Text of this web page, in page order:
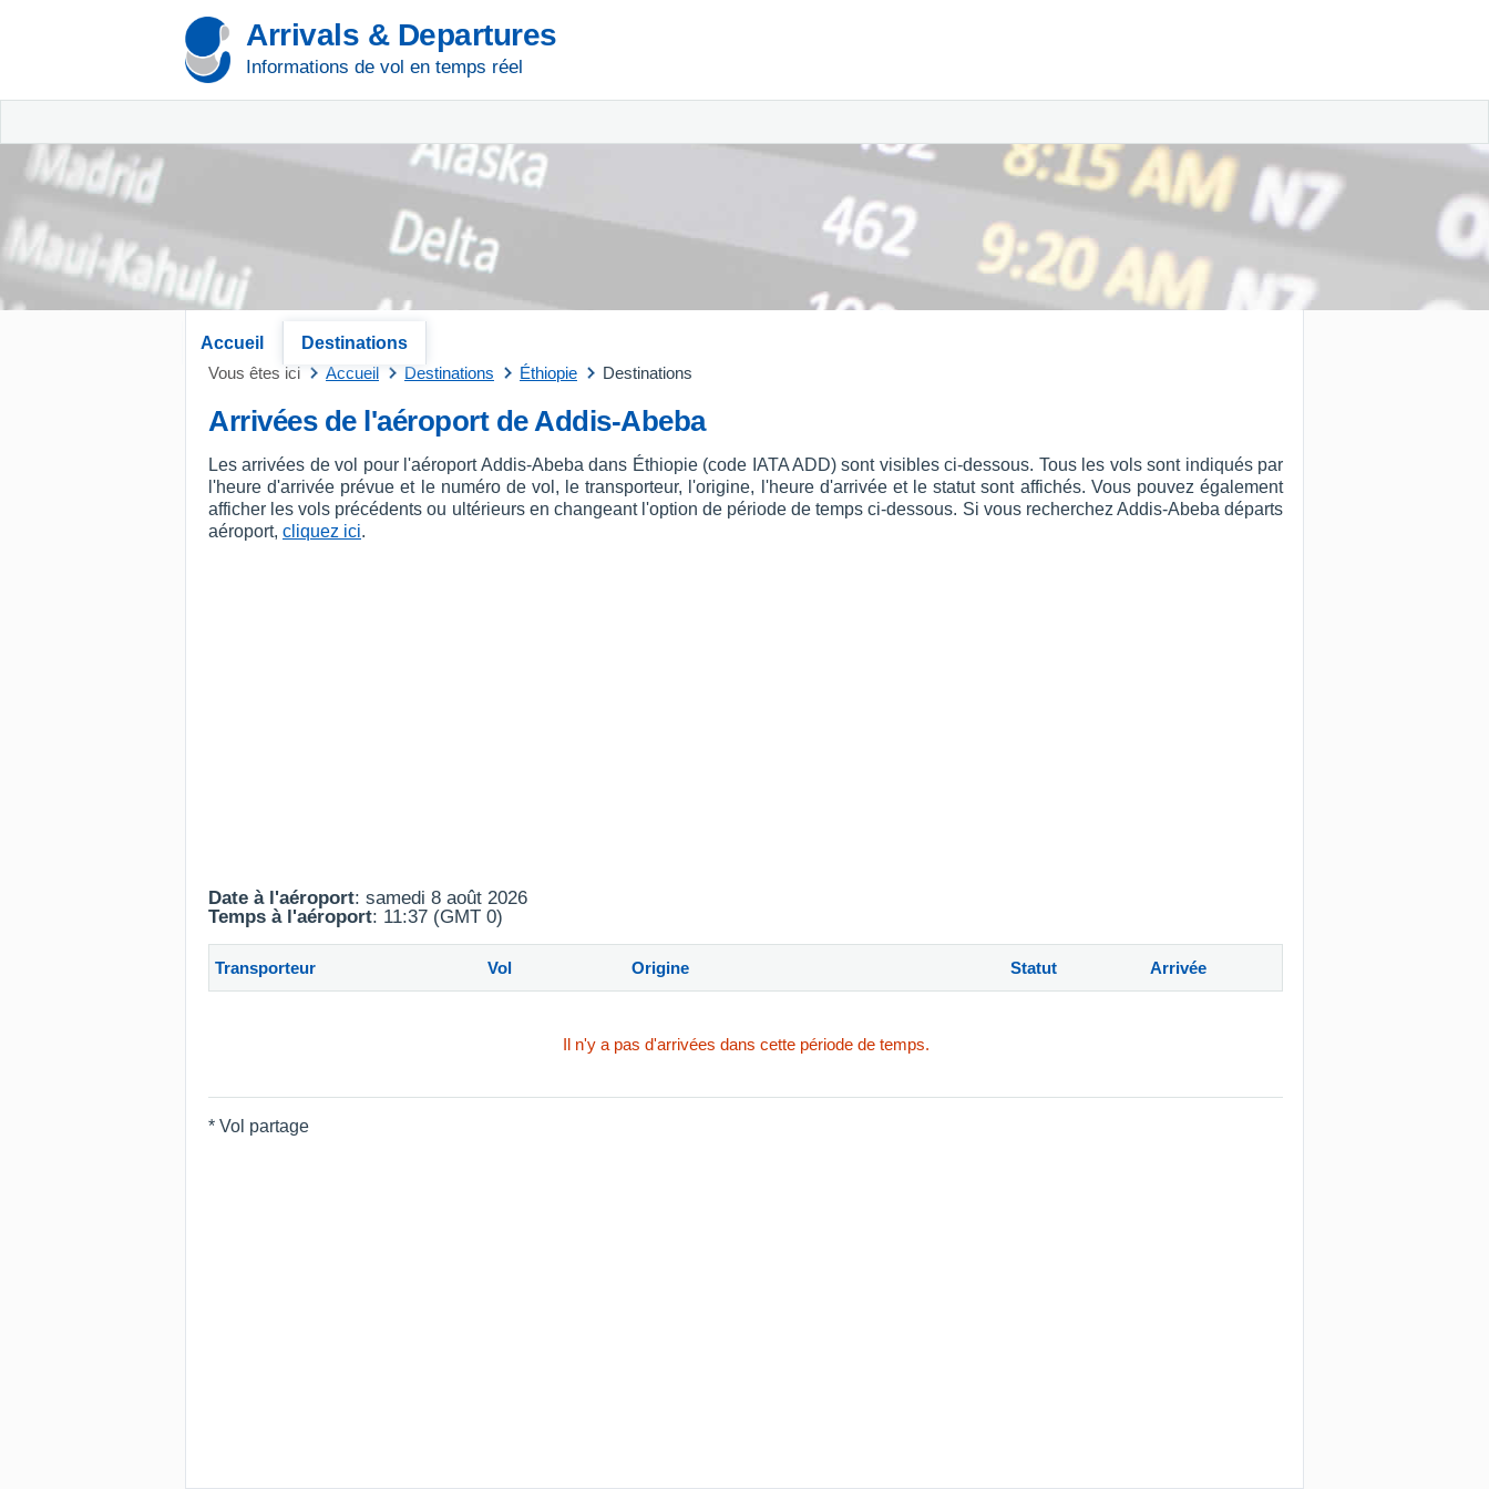
Arrivals & Departures
Informations de vol en temps réel
Accueil
Destinations
Vous êtes ici
Accueil Destinations Éthiopie Destinations
Arrivées de l'aéroport de Addis-Abeba
Les arrivées de vol pour l'aéroport Addis-Abeba dans Éthiopie (code IATA ADD) sont visibles ci-dessous. Tous les vols sont indiqués par
l'heure d'arrivée prévue et le numéro de vol, le transporteur, l'origine, l'heure d'arrivée et le statut sont affichés. Vous pouvez également
afficher les vols précédents ou ultérieurs en changeant l'option de période de temps ci-dessous. Si vous recherchez Addis-Abeba départs
aéroport, cliquez ici.
Date à l'aéroport: samedi 8 août 2026
Temps à l'aéroport: 11:37 (GMT 0)
Transporteur Vol Origine Statut Arrivée
Il n'y a pas d'arrivées dans cette période de temps.
* Vol partage